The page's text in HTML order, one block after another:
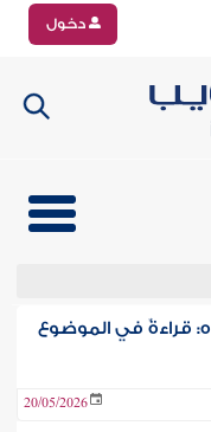
دخول
قراءةٌ في الموضوع
20/05/2026